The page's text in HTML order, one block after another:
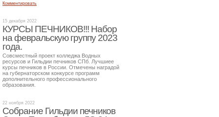
Комментировать
15 декабря 2022
КУРСЫ ПЕЧНИКОВ!!! Набор
на февральскую группу 2023
года.
Совсместный проект колледжа Водных
ресурсов и Гильдии печников СПб. Лучшиее
курсы печников в России. Отмечены наградой
на губернаторском конкурсе программ
дополнительного профессионального
образования.
22 ноября 2022
Собрание Гильдии печников